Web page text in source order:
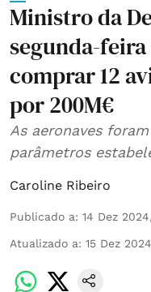
Ministro da
segunda-
comprar 12
por 200M€
As aeronaves
parâmetros
Caroline Ribeiro
Publicado a: 14 Dez
Atualizado a: 15 Dez